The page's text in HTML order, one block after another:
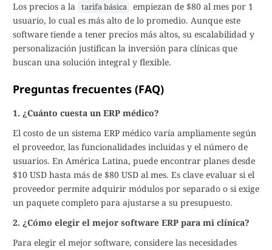
Los precios a la tarifa básica empiezan de $80 al mes por 1
usuario, lo cual es más alto de lo promedio. Aunque este
software tiende a tener precios más altos, su escalabilidad y
personalización justifican la inversión para clínicas que
buscan una solución integral y flexible.
Preguntas frecuentes (FAQ)
1. ¿Cuánto cuesta un ERP médico?
El costo de un sistema ERP médico varía ampliamente según
el proveedor, las funcionalidades incluidas y el número de
usuarios. En América Latina, puede encontrar planes desde
$10 USD hasta más de $80 USD al mes. Es clave evaluar si el
proveedor permite adquirir módulos por separado o si exige
un paquete completo para ajustarse a su presupuesto.
2. ¿Cómo elegir el mejor software ERP para mi clínica?
Para elegir el mejor software, considere las necesidades